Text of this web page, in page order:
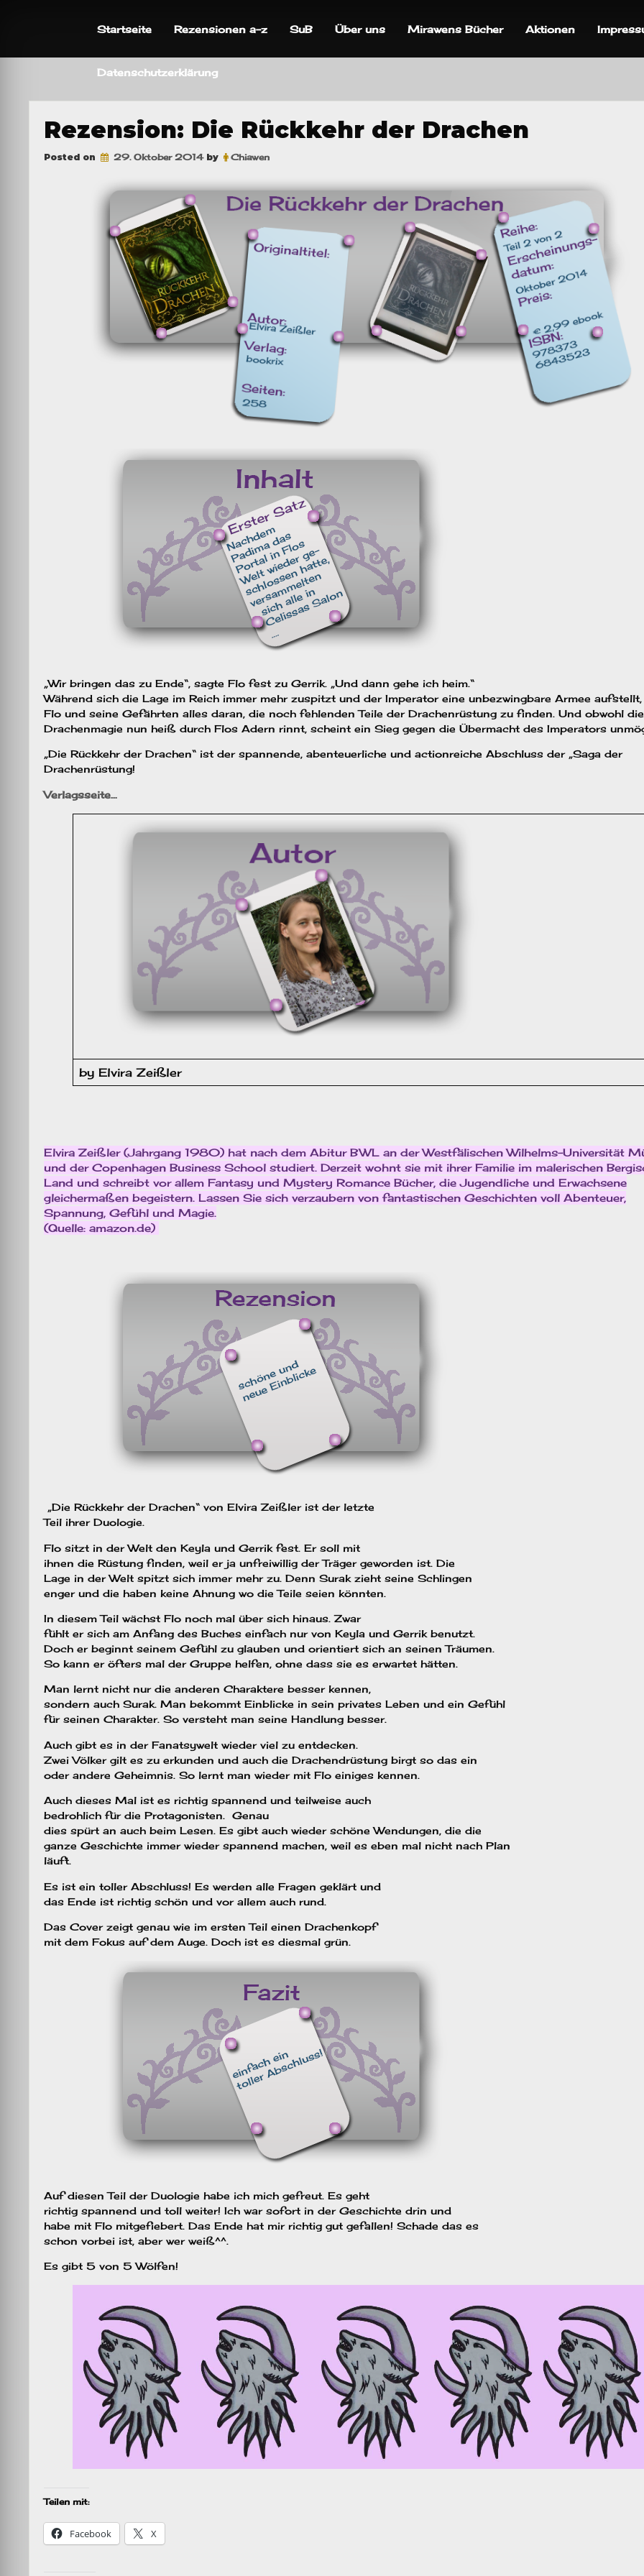
Startseite Rezensionen a-z SuB Über uns Mirawens Bücher Aktionen
Datenschutzerklärung
Rezension: Die Rückkehr der Drachen
Posted on 29. Oktober 2014by Chiawen
„Wir bringen das zu Ende“, sagte Flo fest zu Gerrik. „Und dann gehe ich heim.“
Während sich die Lage im Reich immer mehr zuspitzt und der Imperator eine unbezwingbare Armee
Flo und seine Gefährten alles daran, die noch fehlenden Teile der Drachenrüstung zu finden. Und obwohl die
Drachenmagie nun heiß durch Flos Adern rinnt, scheint ein Sieg gegen die Übermacht des Imperators
„Die Rückkehr der Drachen“ ist der spannende, abenteuerliche und actionreiche Abschluss der „Saga der
Drachenrüstung!
Verlagsseite…
by Elvira Zeißler
Elvira Zeißler (Jahrgang 1980) hat nach dem Abitur BWL an der Westfälischen Wilhelms-Universität
und der Copenhagen Business School studiert. Derzeit wohnt sie mit ihrer Familie im malerischen
Land und schreibt vor allem Fantasy und Mystery Romance Bücher, die Jugendliche und Erwachsene
gleichermaßen begeistern. Lassen Sie sich verzaubern von fantastischen Geschichten voll Abenteuer,
Spannung, Gefühl und Magie.
(Quelle: amazon.de)
„Die Rückkehr der Drachen“ von Elvira Zeißler ist der letzte
Teil ihrer Duologie.
Flo sitzt in der Welt den Keyla und Gerrik fest. Er soll mit
ihnen die Rüstung finden, weil er ja unfreiwillig der Träger geworden ist. Die
Lage in der Welt spitzt sich immer mehr zu. Denn Surak zieht seine Schlingen
enger und die haben keine Ahnung wo die Teile seien könnten.
In diesem Teil wächst Flo noch mal über sich hinaus. Zwar
fühlt er sich am Anfang des Buches einfach nur von Keyla und Gerrik benutzt.
Doch er beginnt seinem Gefühl zu glauben und orientiert sich an seinen Träumen.
So kann er öfters mal der Gruppe helfen, ohne dass sie es erwartet hätten.
Man lernt nicht nur die anderen Charaktere besser kennen,
sondern auch Surak. Man bekommt Einblicke in sein privates Leben und ein Gefühl
für seinen Charakter. So versteht man seine Handlung besser.
Auch gibt es in der Fanatsywelt wieder viel zu entdecken.
Zwei Völker gilt es zu erkunden und auch die Drachendrüstung birgt so das ein
oder andere Geheimnis. So lernt man wieder mit Flo einiges kennen.
Auch dieses Mal ist es richtig spannend und teilweise auch
bedrohlich für die Protagonisten. Genau
dies spürt an auch beim Lesen. Es gibt auch wieder schöne Wendungen, die die
ganze Geschichte immer wieder spannend machen, weil es eben mal nicht nach Plan
läuft.
Es ist ein toller Abschluss! Es werden alle Fragen geklärt und
das Ende ist richtig schön und vor allem auch rund.
Das Cover zeigt genau wie im ersten Teil einen Drachenkopf
mit dem Fokus auf dem Auge. Doch ist es diesmal grün.
Auf diesen Teil der Duologie habe ich mich gefreut. Es geht
richtig spannend und toll weiter! Ich war sofort in der Geschichte drin und
habe mit Flo mitgefiebert. Das Ende hat mir richtig gut gefallen! Schade das es
schon vorbei ist, aber wer weiß^^.
Es gibt 5 von 5 Wölfen!
Teilen mit:
Facebook X